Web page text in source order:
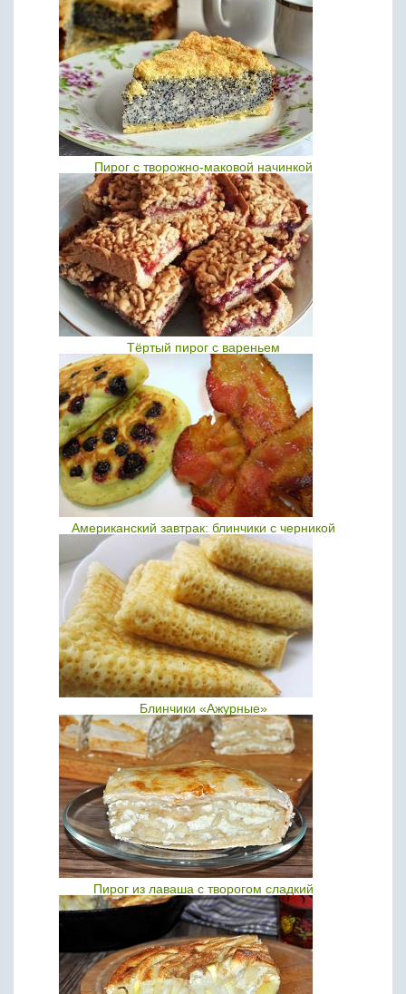
Пирог с творожно-маковой начинкой
Тёртый пирог с вареньем
Американский завтрак: блинчики с черникой
Блинчики «Ажурные»
Пирог из лаваша с творогом сладкий